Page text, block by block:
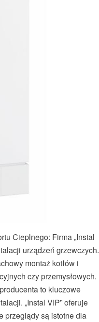
Cieplnego: Firma „Instal
urządzeń grzewczych.
montaż kotłów i
czy przemysłowych.
to kluczowe
„Instal VIP” oferuje
przeglądy są istotne dla